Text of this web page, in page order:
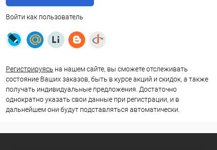
Войти как пользователь
Регистрируясь на нашем сайте, вы сможете отслеживать
состояние Ваших заказов, быть в курсе акций и скидок, а также
получать индивидуальные предложения. Достаточно
однократно указать свои данные при регистрации, и в
дальнейшем они будут подставляться автоматически.